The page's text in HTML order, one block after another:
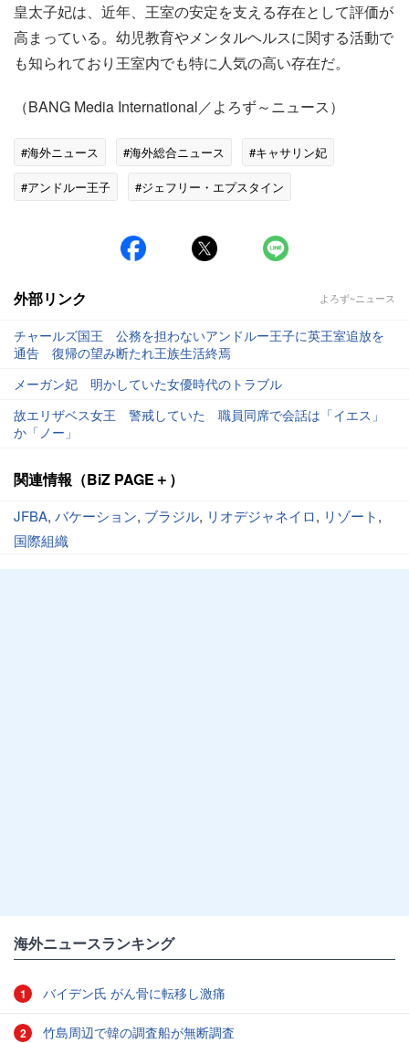
皇太子妃は、近年、王室の安定を支える存在として評価が
高まっている。幼児教育やメンタルヘルスに関する活動で
も知られており王室内でも特に人気の高い存在だ。
（BANG Media International／よろず～ニュース）
#海外ニュース #海外総合ニュース
#キャサリン妃
#アンドルー王子
#ジェフリー・エプスタイン
外部リンク よろず~ニュース
チャールズ国王 公務を担わないアンドルー王子に英王室追放を
通告 復帰の望み断たれ王族生活終焉
メーガン妃 明かしていた女優時代のトラブル
故エリザベス女王 警戒していた 職員同席で会話は「イエス」
か「ノー」
関連情報（BiZ PAGE＋）
JFBA, バケーション, ブラジル, リオデジャネイロ, リゾート,
国際組織
海外ニュースランキング
1 バイデン氏 がん骨に転移し激痛
2 竹島周辺で韓の調査船が無断調査